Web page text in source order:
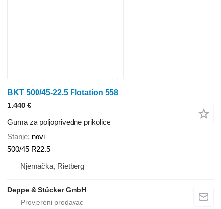
BKT 500/45-22.5 Flotation 558
1.440 €
Guma za poljoprivedne prikolice
Stanje novi
500/45 R22.5
Njemačka, Rietberg
Deppe & Stücker GmbH